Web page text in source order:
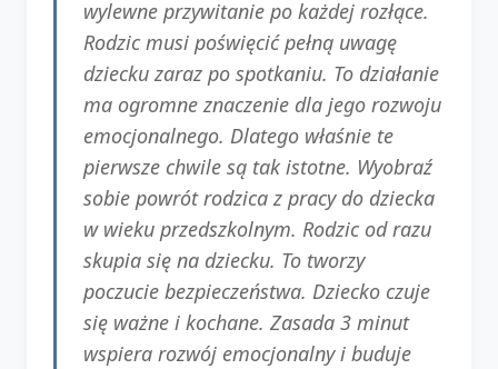
wylewne przywitanie po każdej rozłące.
Rodzic musi poświęcić pełną uwagę
dziecku zaraz po spotkaniu. To działanie
ma ogromne znaczenie dla jego rozwoju
emocjonalnego. Dlatego właśnie te
pierwsze chwile są tak istotne. Wyobraź
sobie powrót rodzica z pracy do dziecka
w wieku przedszkolnym. Rodzic od razu
skupia się na dziecku. To tworzy
poczucie bezpieczeństwa. Dziecko czuje
się ważne i kochane. Zasada 3 minut
wspiera rozwój emocjonalny i buduje